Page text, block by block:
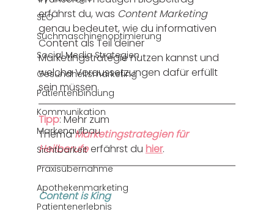
SEO
Suchmaschinenoptimierung
Social Media Strategien
Gesundheitsmarketing
Patientenbindung
Kommunikation
Markenaufbau
Sichtbarkeit
Praxisübernahme
Apothekenmarketing
Patientenerlebnis
erfährst du, was Content Marketing
genau bedeutet, wie du informativen
Content als Teil deiner
Marketingstrategie nutzen kannst und
welche Voraussetzungen dafür erfüllt
sein müssen.
Tipp: Mehr zum
Thema Marketingstrategien für
Heilberufeerfährst du hier.
Content is King